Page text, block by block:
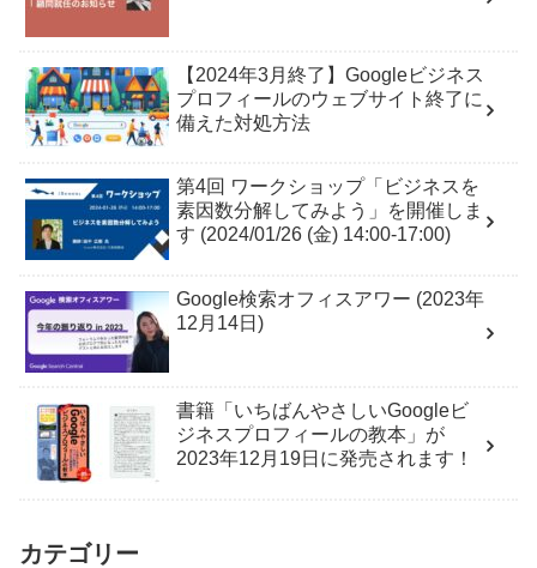
【2024年3月終了】Googleビジネス
プロフィールのウェブサイト終了に
備えた対処方法
第4回 ワークショップ「ビジネスを
素因数分解してみよう」を開催しま
す (2024/01/26 (金) 14:00-17:00)
Google検索オフィスアワー (2023年
12月14日)
書籍「いちばんやさしいGoogleビ
ジネスプロフィールの教本」が
2023年12月19日に発売されます！
カテゴリー